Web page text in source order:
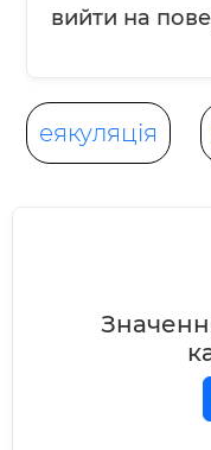
вийти на
еякуляція